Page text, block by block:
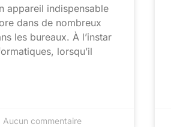
appareil indispensable
dans de nombreux
les bureaux. À l’instar
lorsqu’il
Aucun commentaire